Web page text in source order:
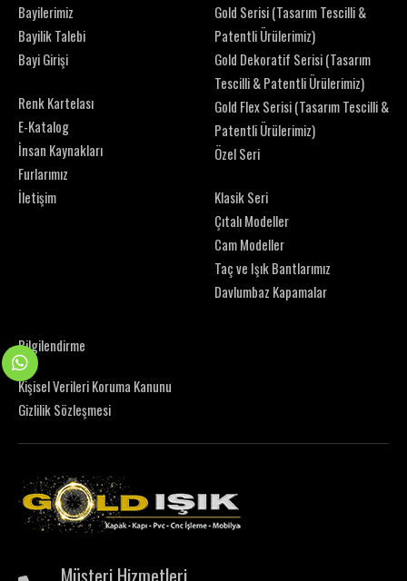
Bayilerimiz
Bayilik Talebi
Bayi Girişi
Renk Kartelası
E-Katalog
İnsan Kaynakları
Furlarımız
İletişim
Gold Serisi (Tasarım Tescilli &
Patentli Ürülerimiz)
Gold Dekoratif Serisi (Tasarım
Tescilli & Patentli Ürülerimiz)
Gold Flex Serisi (Tasarım Tescilli &
Patentli Ürülerimiz)
Özel Seri
Klasik Seri
Çıtalı Modeller
Cam Modeller
Taç ve Işık Bantlarımız
Davlumbaz Kapamalar
Bilgilendirme
Kişisel Verileri Koruma Kanunu
Gizlilik Sözleşmesi
Müşteri Hizmetleri